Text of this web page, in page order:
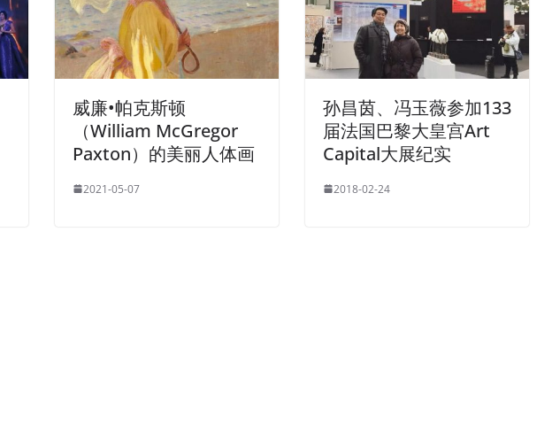
威廉•帕克斯顿
（William McGregor
Paxton）的美丽人体画
2021-05-07
孙昌茵、冯玉薇参加133
届法国巴黎大皇宫Art
Capital大展纪实
2018-02-24